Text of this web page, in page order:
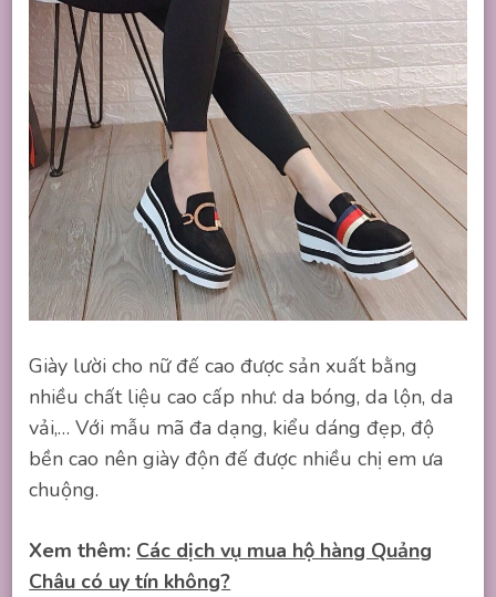
Giày lười cho nữ đế cao được sản xuất bằng
nhiều chất liệu cao cấp như: da bóng, da lộn, da
vải,… Với mẫu mã đa dạng, kiểu dáng đẹp, độ
bền cao nên giày độn đế được nhiều chị em ưa
chuộng.
Xem thêm: Các dịch vụ mua hộ hàng Quảng
Châu có uy tín không?